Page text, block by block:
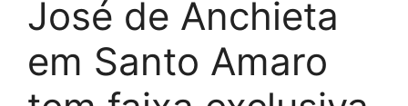
José de Anchieta
em Santo Amaro